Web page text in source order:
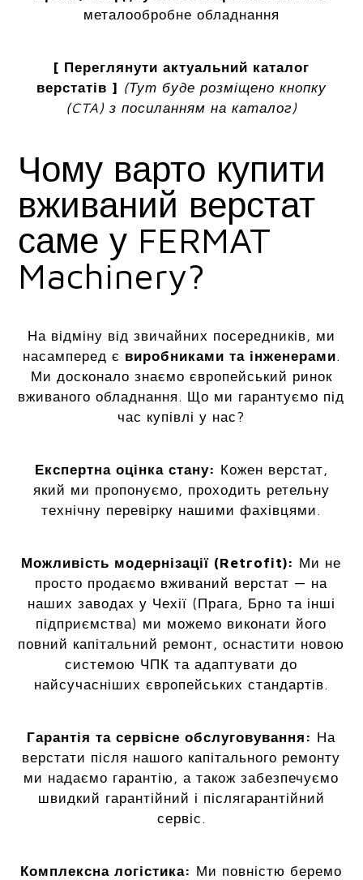
металообробне обладнання
[ Переглянути актуальний каталог
верстатів ] (Тут буде розміщено кнопку
(CTA) з посиланням на каталог)
Чому варто купити
вживаний верстат
саме у FERMAT
Machinery?
На відміну від звичайних посередників, ми
насамперед є виробниками та інженерами.
Ми досконало знаємо європейський ринок
вживаного обладнання. Що ми гарантуємо під
час купівлі у нас?
Експертна оцінка стану: Кожен верстат,
який ми пропонуємо, проходить ретельну
технічну перевірку нашими фахівцями.
Можливість модернізації (Retrofit): Ми не
просто продаємо вживаний верстат — на
наших заводах у Чехії (Прага, Брно та інші
підприємства) ми можемо виконати його
повний капітальний ремонт, оснастити новою
системою ЧПК та адаптувати до
найсучасніших європейських стандартів.
Гарантія та сервісне обслуговування: На
верстати після нашого капітального ремонту
ми надаємо гарантію, а також забезпечуємо
швидкий гарантійний і післягарантійний
сервіс.
Комплексна логістика: Ми повністю беремо